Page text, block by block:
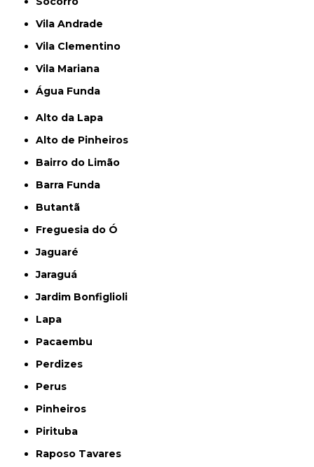
Vila Andrade
Vila Clementino
Vila Mariana
Água Funda
Alto da Lapa
Alto de Pinheiros
Bairro do Limão
Barra Funda
Butantã
Freguesia do Ó
Jaguaré
Jaraguá
Jardim Bonfiglioli
Lapa
Pacaembu
Perdizes
Perus
Pinheiros
Pirituba
Raposo Tavares